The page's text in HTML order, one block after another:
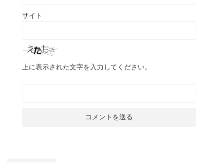
サイト
上に表示された文字を入力してください。